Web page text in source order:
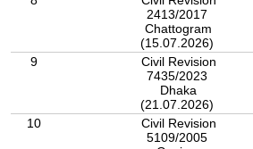
2413/2017
Chattogram
(15.07.2026)
9
Civil Revision
7435/2023
Dhaka
(21.07.2026)
10
Civil Revision
5109/2005